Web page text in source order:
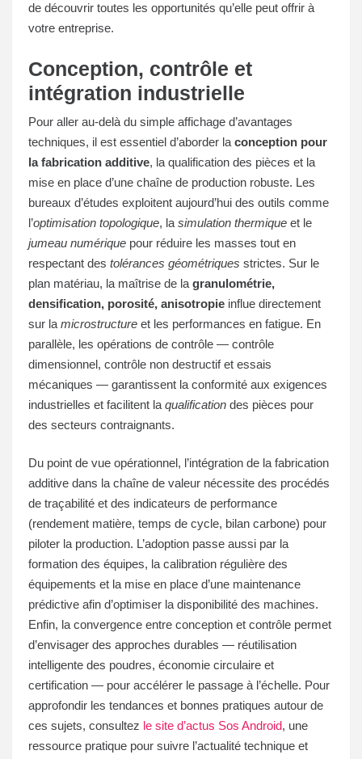
de découvrir toutes les opportunités qu’elle peut offrir à
votre entreprise.
Conception, contrôle et
intégration industrielle
Pour aller au-delà du simple affichage d’avantages
techniques, il est essentiel d’aborder la conception pour
la fabrication additive, la qualification des pièces et la
mise en place d’une chaîne de production robuste. Les
bureaux d’études exploitent aujourd’hui des outils comme
l’optimisation topologique, la simulation thermique et le
jumeau numérique pour réduire les masses tout en
respectant des tolérances géométriques strictes. Sur le
plan matériau, la maîtrise de la granulométrie,
densification, porosité, anisotropie influe directement
sur la microstructure et les performances en fatigue. En
parallèle, les opérations de contrôle — contrôle
dimensionnel, contrôle non destructif et essais
mécaniques — garantissent la conformité aux exigences
industrielles et facilitent la qualification des pièces pour
des secteurs contraignants.
Du point de vue opérationnel, l’intégration de la fabrication
additive dans la chaîne de valeur nécessite des procédés
de traçabilité et des indicateurs de performance
(rendement matière, temps de cycle, bilan carbone) pour
piloter la production. L’adoption passe aussi par la
formation des équipes, la calibration régulière des
équipements et la mise en place d’une maintenance
prédictive afin d’optimiser la disponibilité des machines.
Enfin, la convergence entre conception et contrôle permet
d’envisager des approches durables — réutilisation
intelligente des poudres, économie circulaire et
certification — pour accélérer le passage à l’échelle. Pour
approfondir les tendances et bonnes pratiques autour de
ces sujets, consultez le site d’actus Sos Android, une
ressource pratique pour suivre l’actualité technique et